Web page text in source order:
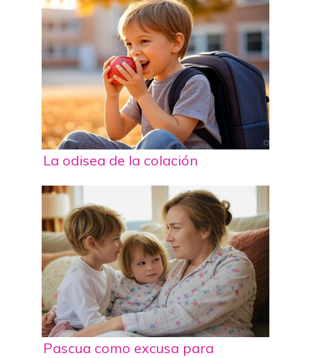
La odisea de la colación
Pascua como excusa para